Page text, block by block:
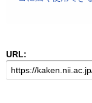
URL: